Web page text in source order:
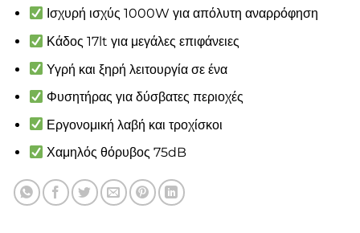
Ισχυρή ισχύς 1000W για απόλυτη αναρρόφηση
Κάδος 17lt για μεγάλες επιφάνειες
Υγρή και ξηρή λειτουργία σε ένα
Φυσητήρας για δύσβατες περιοχές
Εργονομική λαβή και τροχίσκοι
Χαμηλός θόρυβος 75dB